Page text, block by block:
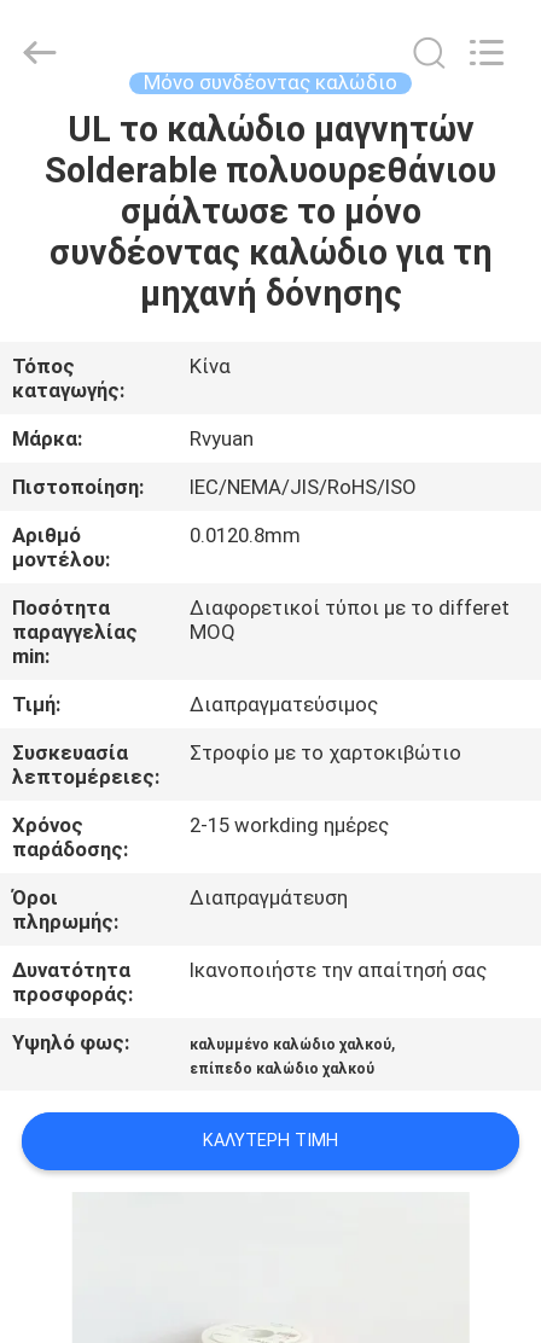
ΣΠΊΤΙ
ΠΡΟΪΌΝΤΑ
ΠΕΡΊΠΟΥ
ΕΜΕΊΣ
ΓΎΡΟΣ
ΕΡΓΟΣΤΑΣΊΩΝ
ΠΟΙΟΤΙΚΌΣ
ΈΛΕΓΧΟΣ
ΜΑΣ
ΕΛΆΤΕ
ΣΕ
ΕΠΑΦΉ
ΜΕ
ΕΙΔΉΣΕΙΣ
ΖΗΤΉΣΤΕ
ΑΠΌΣΠΑΣΜΑ
SITEMAP
Material
Co,.Ltd.
Μόνο συνδέοντας καλώδιο
UL το καλώδιο μαγνητών
Solderable πολυουρεθάνιου
σμάλτωσε το μόνο
συνδέοντας καλώδιο για τη
μηχανή δόνησης
Τόπος
καταγωγής:
Κίνα
Μάρκα:
Rvyuan
Πιστοποίηση:
IEC/NEMA/JIS/RoHS/ISO
Αριθμό
μοντέλου:
0.0120.8mm
Ποσότητα
παραγγελίας
min:
Διαφορετικοί τύποι με το differet
MOQ
Τιμή:
Διαπραγματεύσιμος
Συσκευασία
λεπτομέρειες:
Στροφίο με το χαρτοκιβώτιο
Χρόνος
παράδοσης:
2-15 workding ημέρες
Όροι
πληρωμής:
Διαπραγμάτευση
Δυνατότητα
προσφοράς:
Ικανοποιήστε την απαίτησή σας
Υψηλό φως: καλυμμένο καλώδιο χαλκού,
επίπεδο καλώδιο χαλκού
ΚΑΛΎΤΕΡΗ ΤΙΜΉ